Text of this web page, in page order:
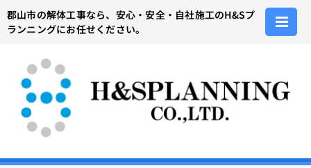
Skip
to
郡山市の解体工事なら、安心・安全・自社施工のH&Sプ
ランニングにお任せください。